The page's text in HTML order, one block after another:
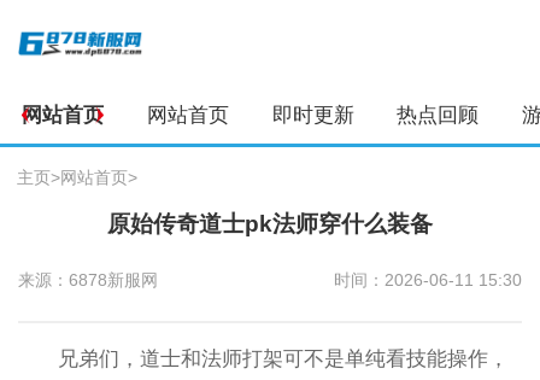
网站首页 网站首页 即时更新 热点回顾
主页>网站首页>
原始传奇道士pk法师穿什么装备
来源：6878新服网 时间：2026-06-11 15:30
兄弟们，道士和法师打架可不是单纯看技能操作，